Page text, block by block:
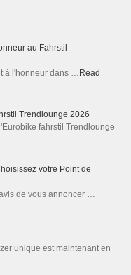
au Fahrstil
à l'honneur dans … Read
Trendlounge 2026
fahrstil Trendlounge
votre Point de
de vous annoncer …
unique est maintenant en